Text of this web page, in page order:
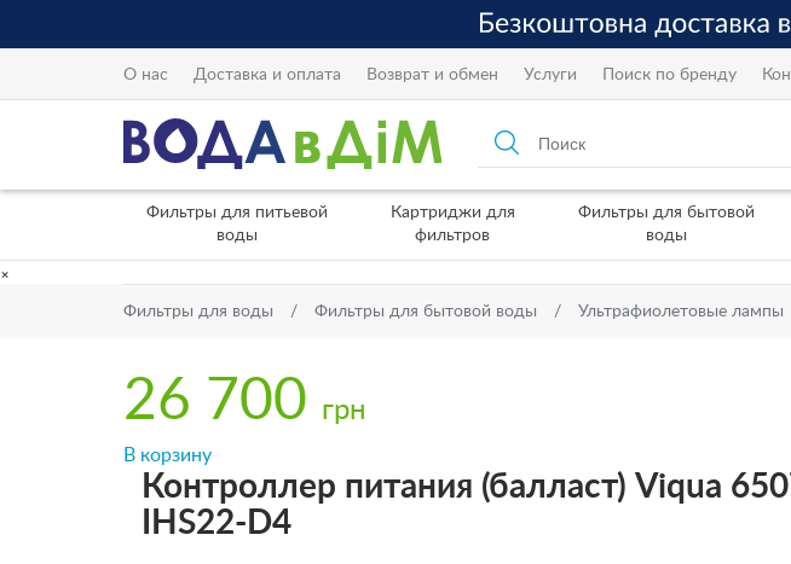
О нас Доставка и оплата Возврат и обмен Услуги Поиск по бренду
Фильтры для питьевой
воды
Картриджи для
фильтров
Фильтры для бытовой
воды
×
Фильтры для воды Фильтры для бытовой воды Ультрафиолетовые лампы
26 700 грн
В корзину
Контроллер питания (балласт) Viqua
IHS22-D4